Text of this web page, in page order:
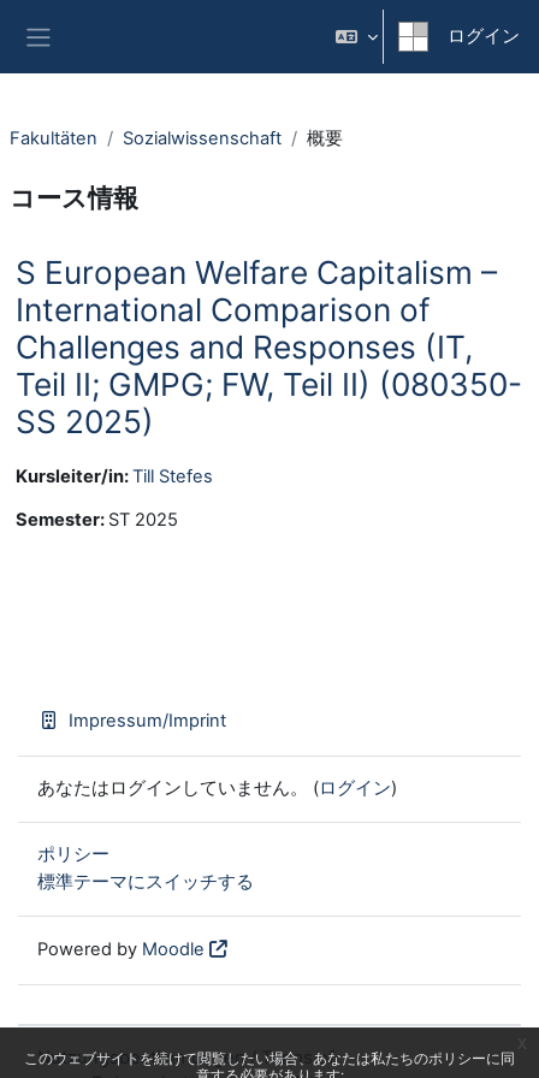
このウェブサイトを続けて閲覧したい場合、あなたは私たちのポリシーに同
ログイン
Fakultäten Sozialwissenschaft 概要
コース情報
S European Welfare Capitalism –
International Comparison of
Challenges and Responses (IT,
Teil II; GMPG; FW, Teil II) (080350-
SS 2025)
Kursleiter/in:Till Stefes
Semester: ST 2025
Impressum/Imprint
あなたはログインしていません。 (ログイン)
ポリシー
標準テーマにスイッチする
Powered by Moodle
Nutzungsbestimmungen / Terms of